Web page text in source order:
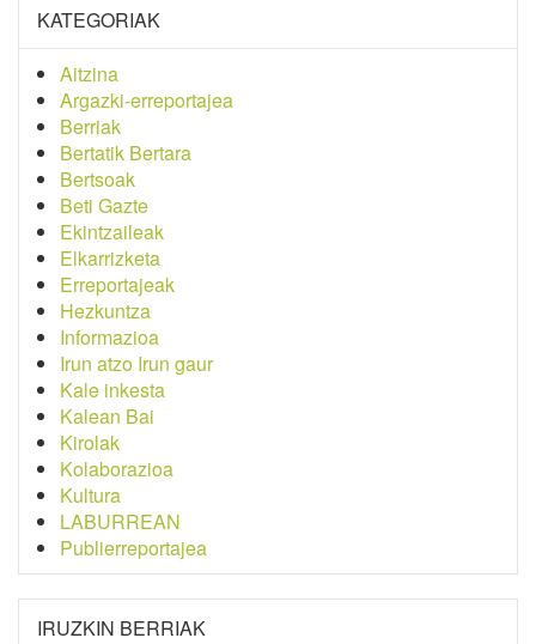
KATEGORIAK
Aitzina
Argazki-erreportajea
Berriak
Bertatik Bertara
Bertsoak
Beti Gazte
Ekintzaileak
Elkarrizketa
Erreportajeak
Hezkuntza
Informazioa
Irun atzo Irun gaur
Kale inkesta
Kalean Bai
Kirolak
Kolaborazioa
Kultura
LABURREAN
Publierreportajea
IRUZKIN BERRIAK